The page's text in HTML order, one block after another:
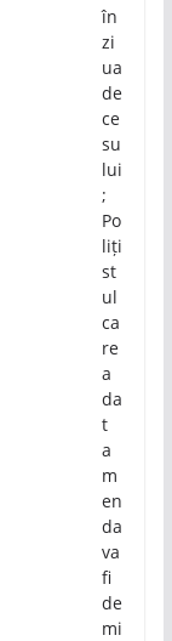
în
zi
ua
de
ce
su
lui
;
Po
liți
st
ul
ca
re
a
da
t
a
m
en
da
va
fi
de
mi